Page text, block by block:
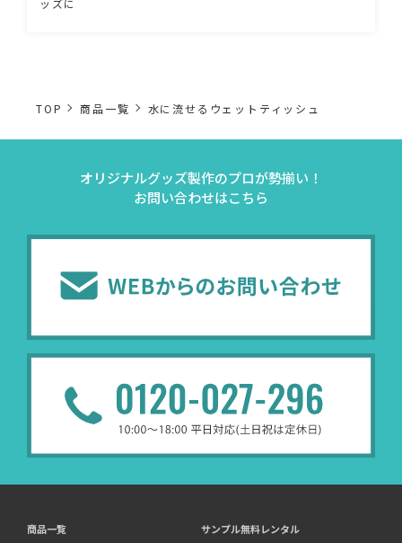
ッズに
TOP 商品一覧 水に流せるウェットティッシュ
オリジナルグッズ製作のプロが勢揃い！
お問い合わせはこちら
商品一覧 サンプル無料レンタル